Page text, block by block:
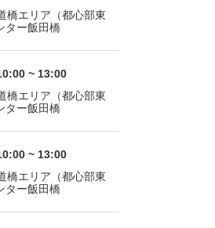
橋エリア（都心部東
ター飯田橋
~ 13:00
橋エリア（都心部東
ター飯田橋
~ 13:00
橋エリア（都心部東
ター飯田橋